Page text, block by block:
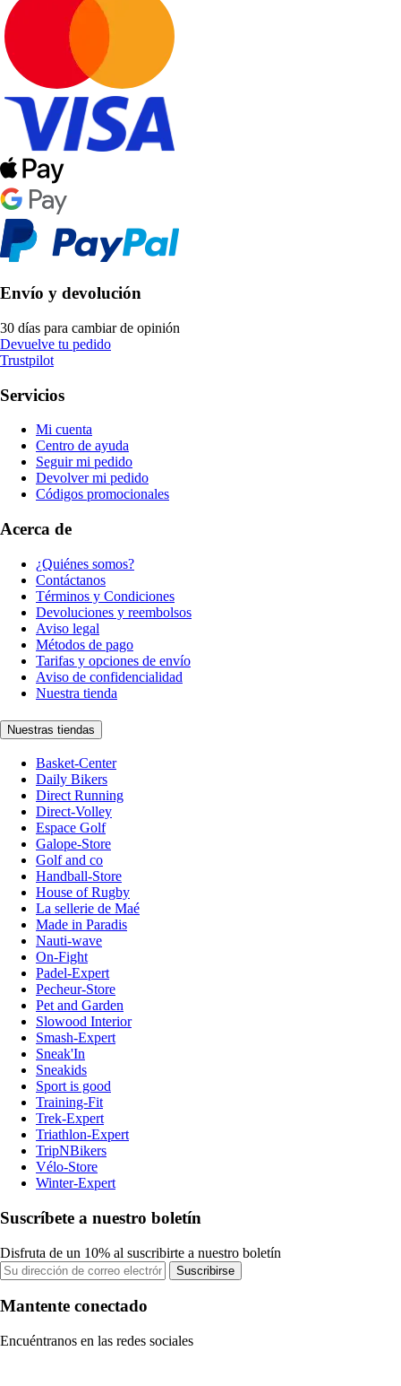
Envío y devolución
30 días para cambiar de opinión
Devuelve tu pedido
Trustpilot
Servicios
Mi cuenta
Centro de ayuda
Seguir mi pedido
Devolver mi pedido
Códigos promocionales
Acerca de
¿Quiénes somos?
Contáctanos
Términos y Condiciones
Devoluciones y reembolsos
Aviso legal
Métodos de pago
Tarifas y opciones de envío
Aviso de confidencialidad
Nuestra tienda
Nuestras tiendas
Basket-Center
Daily Bikers
Direct Running
Direct-Volley
Espace Golf
Galope-Store
Golf and co
Handball-Store
House of Rugby
La sellerie de Maé
Made in Paradis
Nauti-wave
On-Fight
Padel-Expert
Pecheur-Store
Pet and Garden
Slowood Interior
Smash-Expert
Sneak'In
Sneakids
Sport is good
Training-Fit
Trek-Expert
Triathlon-Expert
TripNBikers
Vélo-Store
Winter-Expert
Suscríbete a nuestro boletín
Disfruta de un 10% al suscribirte a nuestro boletín
Suscribirse
Mantente conectado
Encuéntranos en las redes sociales